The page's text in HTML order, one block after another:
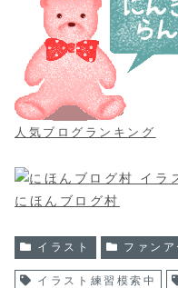
人気ブログランキング
にほんブログ村
イラスト ファンア
イラスト練習模索中